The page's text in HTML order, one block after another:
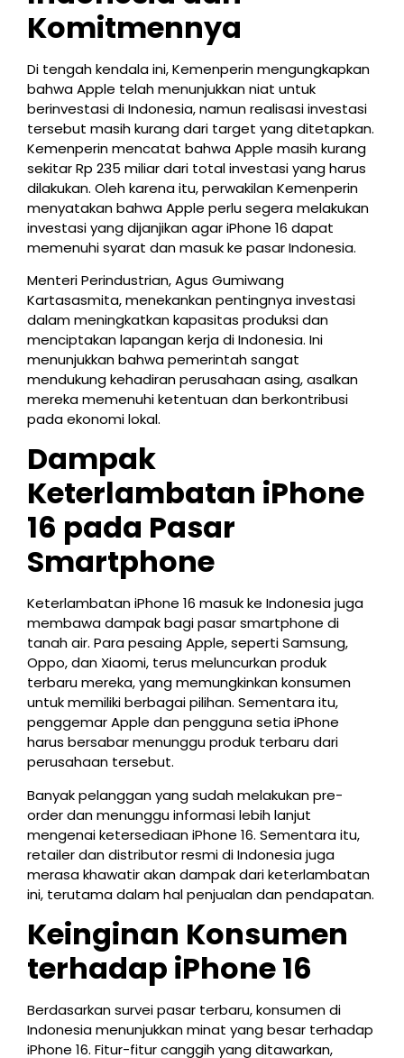
Komitmennya
Di tengah kendala ini, Kemenperin mengungkapkan
bahwa Apple telah menunjukkan niat untuk
berinvestasi di Indonesia, namun realisasi investasi
tersebut masih kurang dari target yang ditetapkan.
Kemenperin mencatat bahwa Apple masih kurang
sekitar Rp 235 miliar dari total investasi yang harus
dilakukan. Oleh karena itu, perwakilan Kemenperin
menyatakan bahwa Apple perlu segera melakukan
investasi yang dijanjikan agar iPhone 16 dapat
memenuhi syarat dan masuk ke pasar Indonesia.
Menteri Perindustrian, Agus Gumiwang
Kartasasmita, menekankan pentingnya investasi
dalam meningkatkan kapasitas produksi dan
menciptakan lapangan kerja di Indonesia. Ini
menunjukkan bahwa pemerintah sangat
mendukung kehadiran perusahaan asing, asalkan
mereka memenuhi ketentuan dan berkontribusi
pada ekonomi lokal.
Dampak
Keterlambatan iPhone
16 pada Pasar
Smartphone
Keterlambatan iPhone 16 masuk ke Indonesia juga
membawa dampak bagi pasar smartphone di
tanah air. Para pesaing Apple, seperti Samsung,
Oppo, dan Xiaomi, terus meluncurkan produk
terbaru mereka, yang memungkinkan konsumen
untuk memiliki berbagai pilihan. Sementara itu,
penggemar Apple dan pengguna setia iPhone
harus bersabar menunggu produk terbaru dari
perusahaan tersebut.
Banyak pelanggan yang sudah melakukan pre-
order dan menunggu informasi lebih lanjut
mengenai ketersediaan iPhone 16. Sementara itu,
retailer dan distributor resmi di Indonesia juga
merasa khawatir akan dampak dari keterlambatan
ini, terutama dalam hal penjualan dan pendapatan.
Keinginan Konsumen
terhadap iPhone 16
Berdasarkan survei pasar terbaru, konsumen di
Indonesia menunjukkan minat yang besar terhadap
iPhone 16. Fitur-fitur canggih yang ditawarkan,